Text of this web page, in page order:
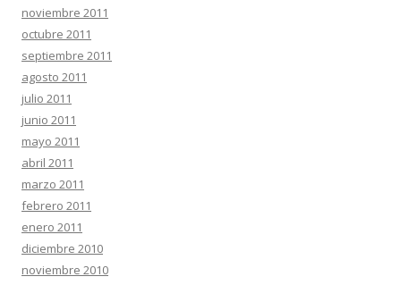
noviembre 2011
octubre 2011
septiembre 2011
agosto 2011
julio 2011
junio 2011
mayo 2011
abril 2011
marzo 2011
febrero 2011
enero 2011
diciembre 2010
noviembre 2010